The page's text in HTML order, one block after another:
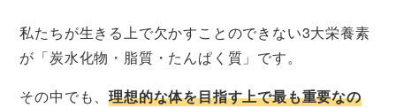
私たちが生きる上で欠かすことのできない3大栄養素
が「炭水化物・脂質・たんぱく質」です。
その中でも、理想的な体を目指す上で最も重要なの